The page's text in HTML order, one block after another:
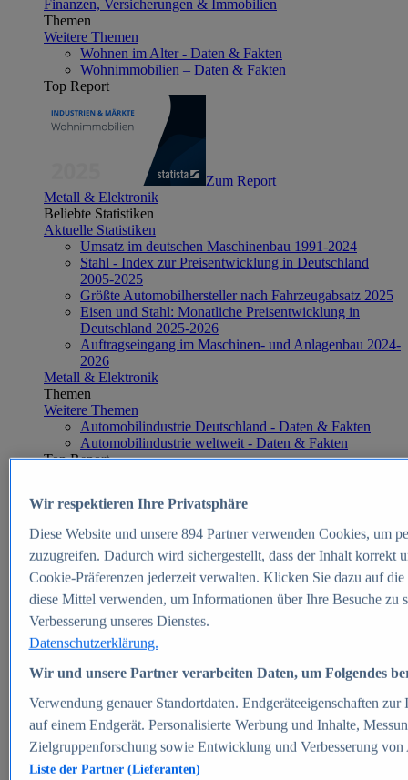
Finanzen, Versicherungen & Immobilien
Themen
Weitere Themen
Wohnen im Alter - Daten & Fakten
Wohnimmobilien – Daten & Fakten
Top Report
Zum Report
Metall & Elektronik
Beliebte Statistiken
Aktuelle Statistiken
Umsatz im deutschen Maschinenbau 1991-2024
Stahl - Index zur Preisentwicklung in Deutschland
2005-2025
Größte Automobilhersteller nach Fahrzeugabsatz 2025
Eisen und Stahl: Monatliche Preisentwicklung in
Deutschland 2025-2026
Auftragseingang im Maschinen- und Anlagenbau 2024-
2026
Metall & Elektronik
Themen
Weitere Themen
Automobilindustrie Deutschland - Daten & Fakten
Automobilindustrie weltweit - Daten & Fakten
Top Report
Zum Report
E-commerce
Beliebte Statistiken
Aktuelle Statistiken
E-Commerce - Entwicklung des Umsatzes in
Deutschland 1999-2025
Umsatz von Amazon in Deutschland und weltweit
2010-2025
B2C-E-Commerce: Top-50 Online Shops in
Deutschland 2024
Marktanteile von Online-Zahlungsverfahren in
Deutschland 2024
Umsatzstarke Warengruppen im Online-Handel in
Deutschland 2023-2025
Wir respektieren Ihre Privatsphäre
Diese Website und unsere 894Partner verwenden Cookies, um
zuzugreifen. Dadurch wird sichergestellt, dass der Inhalt korrekt
Cookie-Präferenzen jederzeit verwalten. Klicken Sie dazu auf
diese Mittel verwenden, um Informationen über Ihre Besuche
Verbesserung unseres Dienstes.
Datenschutzerklärung.
Wir und unsere Partner verarbeiten Daten, um Folgendes
Verwendung genauer Standortdaten. Endgeräteeigenschaften
auf einem Endgerät. Personalisierte Werbung und Inhalte,
Zielgruppenforschung sowie Entwicklung und Verbesserung von
Liste der Partner (Lieferanten)